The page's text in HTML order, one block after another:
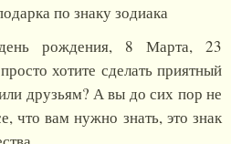
рождения, 8 Марта, 23
хотите сделать приятный
друзьям? А вы до сих пор не
что вам нужно знать, это знак